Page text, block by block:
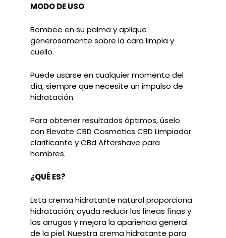
MODO DE USO
Bombee en su palma y aplique
generosamente sobre la cara limpia y
cuello.
Puede usarse en cualquier momento del
día, siempre que necesite un impulso de
hidratación.
Para obtener resultados óptimos, úselo
con Elevate CBD Cosmetics CBD Limpiador
clarificante y CBd Aftershave para
hombres.
¿QUÉ ES?
Esta crema hidratante natural proporciona
hidratación, ayuda reducir las líneas finas y
las arrugas y mejora la apariencia general
de la piel. Nuestra crema hidratante para